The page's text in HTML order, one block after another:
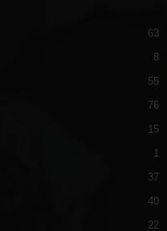
63
8
55
76
15
1
37
40
22